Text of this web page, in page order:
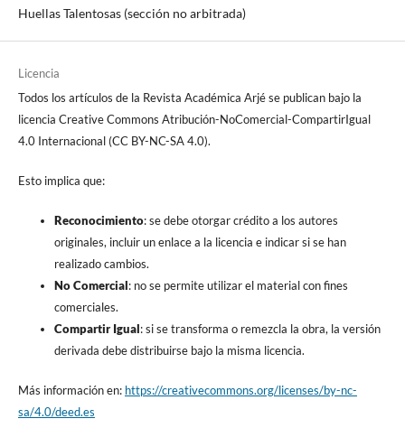
Huellas Talentosas (sección no arbitrada)
Licencia
Todos los artículos de la Revista Académica Arjé se publican bajo la
licencia Creative Commons Atribución-NoComercial-CompartirIgual
4.0 Internacional (CC BY-NC-SA 4.0).
Esto implica que:
Reconocimiento: se debe otorgar crédito a los autores
originales, incluir un enlace a la licencia e indicar si se han
realizado cambios.
No Comercial: no se permite utilizar el material con fines
comerciales.
Compartir Igual: si se transforma o remezcla la obra, la versión
derivada debe distribuirse bajo la misma licencia.
Más información en: https://creativecommons.org/licenses/by-nc-
sa/4.0/deed.es